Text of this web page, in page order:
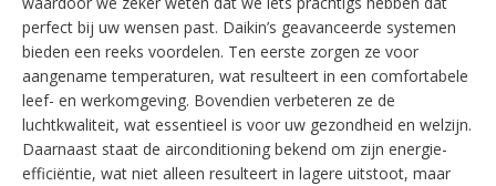
perfect bij uw wensen past. Daikin’s geavanceerde systemen
bieden een reeks voordelen. Ten eerste zorgen ze voor
aangename temperaturen, wat resulteert in een comfortabele
leef- en werkomgeving. Bovendien verbeteren ze de
luchtkwaliteit, wat essentieel is voor uw gezondheid en welzijn.
Daarnaast staat de airconditioning bekend om zijn energie-
efficiëntie, wat niet alleen resulteert in lagere uitstoot, maar